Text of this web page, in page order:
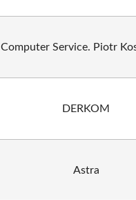
Computer Service. Piotr
DERKOM
Astra